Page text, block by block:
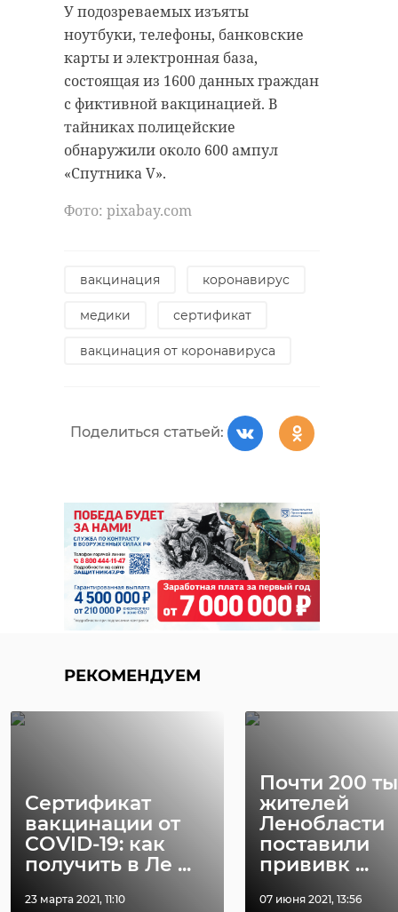
У подозреваемых изъяты
ноутбуки, телефоны, банковские
карты и электронная база,
состоящая из 1600 данных граждан
с фиктивной вакцинацией. В
тайниках полицейские
обнаружили около 600 ампул
«Спутника V».
Фото: рixabay.com
вакцинация коронавирус
медики сертификат
вакцинация от коронавируса
Поделиться статьей:
РЕКОМЕНДУЕМ
Сертификат
вакцинации от
COVID-19: как
получить в Ле ...
23 марта 2021, 11:10
Почти 200
жителей
Ленобласти
поставили
прививк ...
07 июня 2021, 13:56